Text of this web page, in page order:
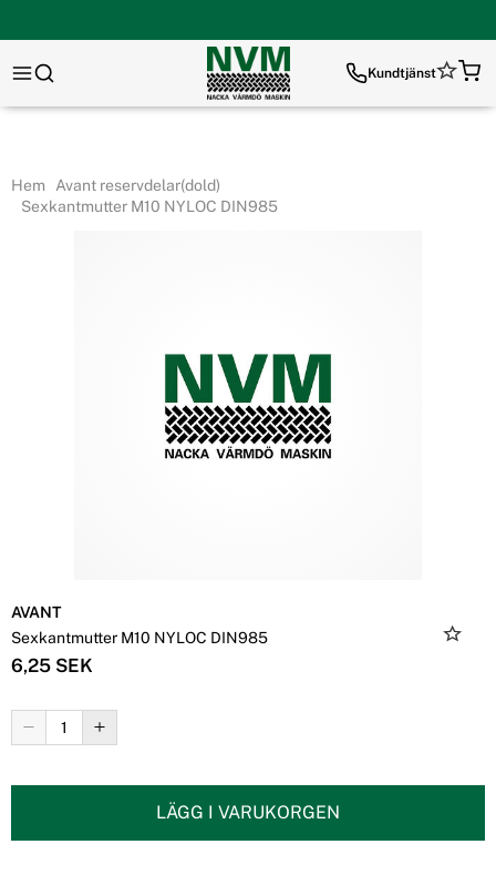
Kundtjänst
Hem
Avant reservdelar(dold)
Sexkantmutter M10 NYLOC DIN985
AVANT
Sexkantmutter M10 NYLOC DIN985
6,25 SEK
LÄGG I VARUKORGEN